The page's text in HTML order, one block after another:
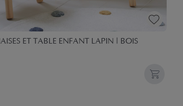
ET TABLE ENFANT LAPIN | BOIS